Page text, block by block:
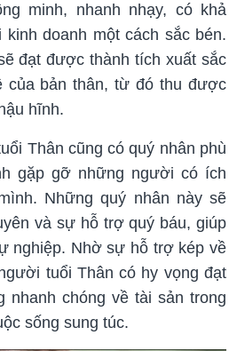
minh, nhanh nhạy, có khả
doanh một cách sắc bén.
đạt được thành tích xuất sắc
của bản thân, từ đó thu được
hĩnh.
Thân cũng có quý nhân phù
gặp gỡ những người có ích
Những quý nhân này sẽ
và sự hỗ trợ quý báu, giúp
nghiệp. Nhờ sự hỗ trợ kép về
tuổi Thân có hy vọng đạt
chóng về tài sản trong
sống sung túc.